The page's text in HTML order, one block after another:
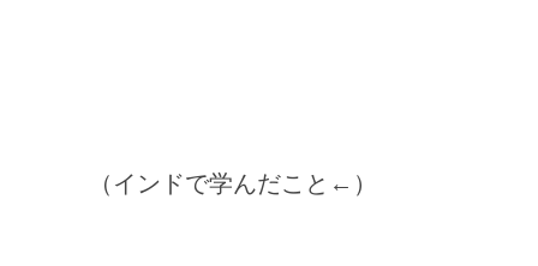
（インドで学んだこと←）